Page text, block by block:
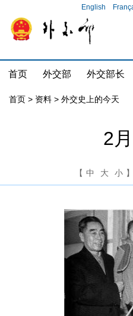
English
首页 外交部 外交部长
首页 > 资料 > 外交史上的今天
2
【 中 大 小 】